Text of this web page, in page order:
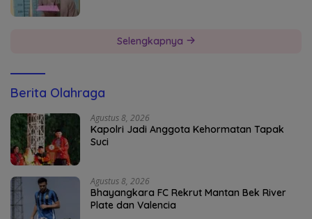
Selengkapnya
Berita Olahraga
Agustus 8, 2026
Kapolri Jadi Anggota Kehormatan Tapak
Suci
Agustus 8, 2026
Bhayangkara FC Rekrut Mantan Bek River
Plate dan Valencia